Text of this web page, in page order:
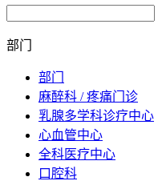
部门
部门
麻醉科 / 疼痛门诊
乳腺多学科诊疗中心
心血管中心
全科医疗中心
口腔科